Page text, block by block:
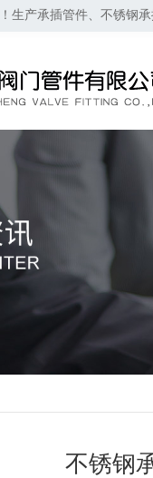
生产承插管件、不锈钢
不锈钢